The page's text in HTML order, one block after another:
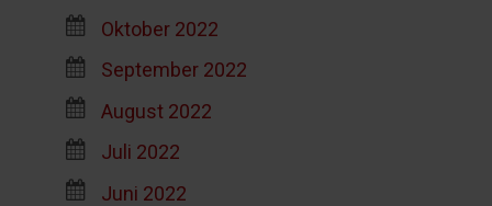
Oktober 2022
September 2022
August 2022
Juli 2022
Juni 2022